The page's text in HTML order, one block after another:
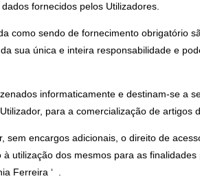
fornecidos pelos Utilizadores.
como sendo de fornecimento obrigatório
sua única e inteira responsabilidade e
informaticamente e destinam-se a
para a comercialização de artigos
encargos adicionais, o direito de
utilização dos mesmos para as
Ferreira ‘ .